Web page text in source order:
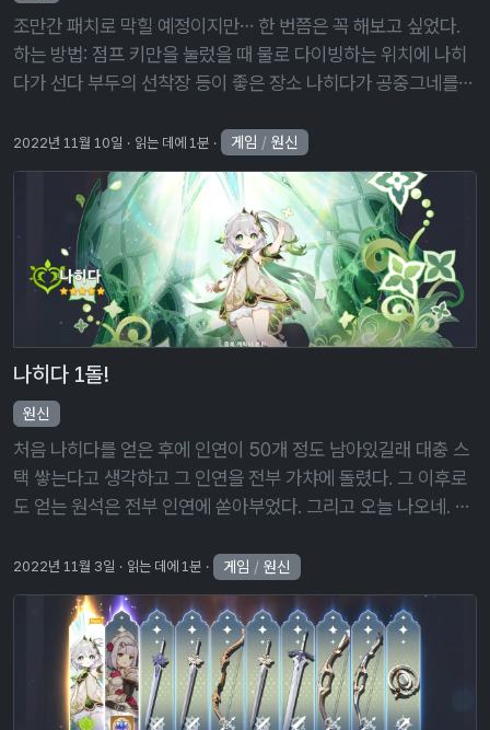
조만간 패치로 막힐 예정이지만… 한 번쯤은 꼭 해보고 싶었다.
하는 방법: 점프 키만을 눌렀을 때 물로 다이빙하는 위치에 나히
다가 선다 부두의 선착장 등이 좋은 장소 나히다가 공중그네를
나오면 일반 공격이 …
2022년 11월 10일 읽는 데에 1분 게임 /원신
나히다 1돌!
원신
처음 나히다를 얻은 후에 인연이 50개 정도 남아있길래 대충 스
택 쌓는다고 생각하고 그 인연을 전부 가챠에 돌렸다. 그 이후로
도 얻는 원석은 전부 인연에 쏟아부었다. 그리고 오늘 나오네. 솔
데, 남은 픽 …
2022년 11월 3일 읽는 데에 1분 게임 /원신